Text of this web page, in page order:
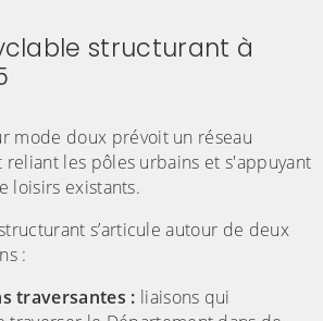
structurant à
mode doux prévoit un réseau
les pôles urbains et s'appuyant
loisirs existants.
s’articule autour de deux
:
traversantes : liaisons qui